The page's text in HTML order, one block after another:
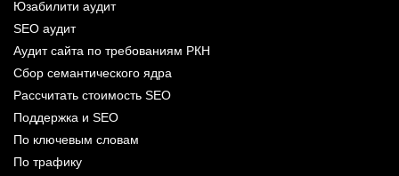
Юзабилити аудит
SEO аудит
Аудит сайта по требованиям РКН
Сбор семантического ядра
Рассчитать стоимость SEO
Поддержка и SEO
По ключевым словам
По трафику